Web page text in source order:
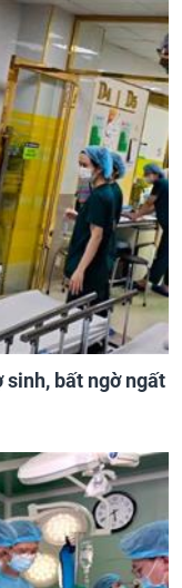
sinh, bất ngờ ngất